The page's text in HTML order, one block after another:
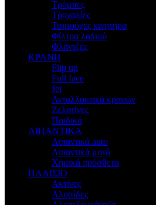
Τρόμπες
Τροχαλίες
Τσιμούχες κινητήρα
Φίλτρα λαδιού
Φλάντζες
ΚΡΑΝΗ
Flip up
Full face
Jet
Ανταλλακτικά κρανών
Ζελατίνες
Παιδικά
ΛΙΠΑΝΤΙΚΑ
Λιπαντικά auto
Λιπαντικά μοτό
Χημικά πρόσθετα
ΠΛΑΙΣΙΟ
Ακτίνες
Αλυσίδες